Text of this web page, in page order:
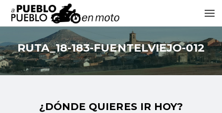
RUTA_18-183-FUENTELVIEJO-012
¿DÓNDE QUIERES IR HOY?